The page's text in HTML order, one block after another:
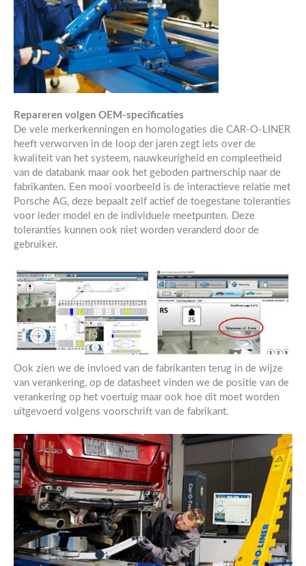
Repareren volgen OEM-specificaties
De vele merkerkenningen en homologaties die CAR-O-LINER
heeft verworven in de loop der jaren zegt iets over de
kwaliteit van het systeem, nauwkeurigheid en compleetheid
van de databank maar ook het geboden partnerschip naar de
fabrikanten. Een mooi voorbeeld is de interactieve relatie met
Porsche AG, deze bepaalt zelf actief de toegestane toleranties
voor ieder model en de individuele meetpunten. Deze
toleranties kunnen ook niet worden veranderd door de
gebruiker.
Ook zien we de invloed van de fabrikanten terug in de wijze
van verankering, op de datasheet vinden we de positie van de
verankering op het voertuig maar ook hoe dit moet worden
uitgevoerd volgens voorschrift van de fabrikant.